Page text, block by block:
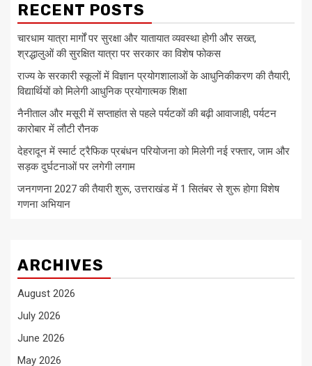
RECENT POSTS
चारधाम यात्रा मार्गों पर सुरक्षा और यातायात व्यवस्था होगी और सख्त,
श्रद्धालुओं की सुरक्षित यात्रा पर सरकार का विशेष फोकस
राज्य के सरकारी स्कूलों में विज्ञान प्रयोगशालाओं के आधुनिकीकरण की तैयारी,
विद्यार्थियों को मिलेगी आधुनिक प्रयोगात्मक शिक्षा
नैनीताल और मसूरी में सप्ताहांत से पहले पर्यटकों की बढ़ी आवाजाही, पर्यटन
कारोबार में लौटी रौनक
देहरादून में स्मार्ट ट्रैफिक प्रबंधन परियोजना को मिलेगी नई रफ्तार, जाम और
सड़क दुर्घटनाओं पर लगेगी लगाम
जनगणना 2027 की तैयारी शुरू, उत्तराखंड में 1 सितंबर से शुरू होगा विशेष
गणना अभियान
ARCHIVES
August 2026
July 2026
June 2026
May 2026